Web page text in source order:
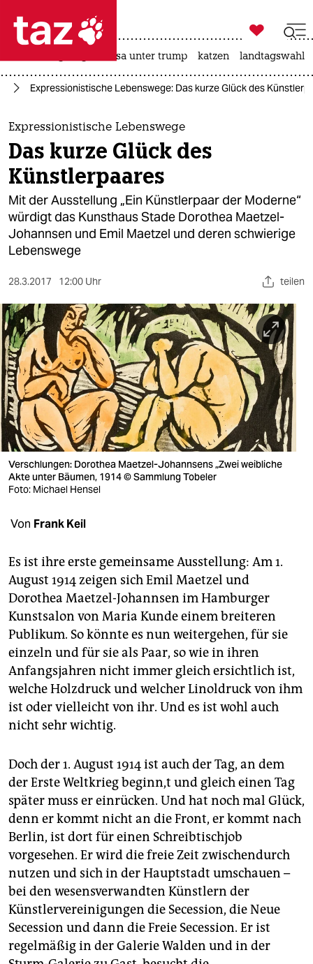
 taz zahl ich
taz zahl ich
themen
politik
öko
gesellschaft
kultur
sport
berlin
nord
wahrheit
verlag
verlag
veranstaltungen
shop
fragen & hilfe
abo
genossenschaft
epaper login

taz zahl ich
usa unter trump katzen landtagswahl
Expressionistische Lebenswege: Das kurze Glück des
Expressionistische Lebenswege
Das kurze Glück des
Künstlerpaares
Mit der Ausstellung „Ein Künstlerpaar der Moderne“
würdigt das Kunsthaus Stade Dorothea Maetzel-
Johannsen und Emil Maetzel und deren schwierige
Lebenswege
28.3.2017 12:00 Uhr teilen
Verschlungen: Dorothea Maetzel-Johannsens „Zwei weibliche
Akte unter Bäumen, 1914 © Sammlung Tobeler
Foto: Michael Hensel
Von Frank Keil
Es ist ihre erste gemeinsame Ausstellung: Am 1.
August 1914 zeigen sich Emil Maetzel und
Dorothea Maetzel-Johannsen im Hamburger
Kunstsalon von Maria Kunde einem breiteren
Publikum. So könnte es nun weitergehen, für sie
einzeln und für sie als Paar, so wie in ihren
Anfangsjahren nicht immer gleich ersichtlich ist,
welche Holzdruck und welcher Linoldruck von ihm
ist oder vielleicht von ihr. Und es ist wohl auch
nicht sehr wichtig.
Doch der 1. August 1914 ist auch der Tag, an dem
der Erste Weltkrieg beginn,t und gleich einen Tag
später muss er einrücken. Und hat noch mal Glück,
denn er kommt nicht an die Front, er kommt nach
Berlin, ist dort für einen Schreibtischjob
vorgesehen. Er wird die freie Zeit zwischendurch
nutzen und sich in der Hauptstadt umschauen –
bei den wesensverwandten Künstlern der
Künstlervereinigungen die Secession, die Neue
Secession und dann die Freie Secession. Er ist
regelmäßig in der Galerie Walden und in der